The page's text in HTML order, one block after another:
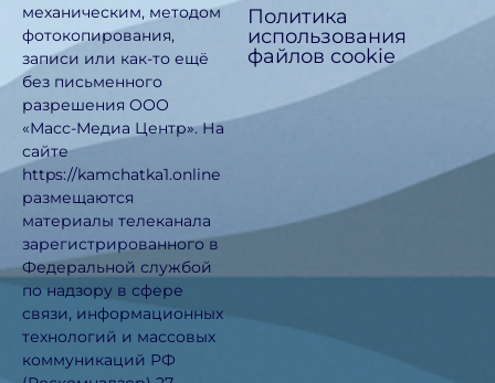
механическим, методом
фотокопирования,
записи или как-то ещё
без письменного
разрешения ООО
«Масс-Медиа Центр». На
сайте
https://kamchatka1.online
размещаются
материалы телеканала
зарегистрированного в
Федеральной службой
по надзору в сфере
связи, информационных
технологий и массовых
коммуникаций РФ
Политика
использования
файлов cookie